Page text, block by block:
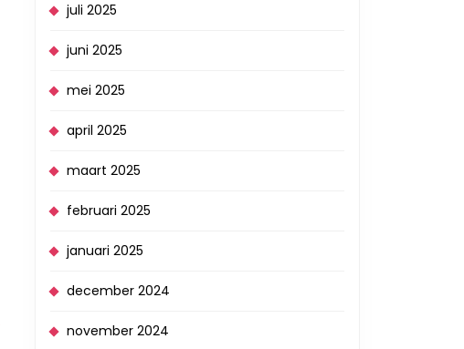
juli 2025
juni 2025
mei 2025
april 2025
maart 2025
februari 2025
januari 2025
december 2024
november 2024